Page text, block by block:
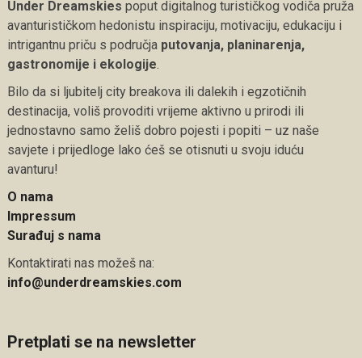
Under Dreamskies poput digitalnog turističkog vodiča pruža
avanturističkom hedonistu inspiraciju, motivaciju, edukaciju i
intrigantnu priču s područja putovanja, planinarenja,
gastronomije i ekologije.
Bilo da si ljubitelj city breakova ili dalekih i egzotičnih
destinacija, voliš provoditi vrijeme aktivno u prirodi ili
jednostavno samo želiš dobro pojesti i popiti – uz naše
savjete i prijedloge lako ćeš se otisnuti u svoju iduću
avanturu!
O nama
Impressum
Surađuj s nama
Kontaktirati nas možeš na:
info@underdreamskies.com
Pretplati se na newsletter